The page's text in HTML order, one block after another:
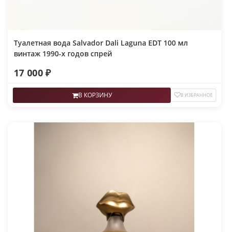
Туалетная вода Salvador Dali Laguna EDT 100 мл
винтаж 1990-х годов спрей
17 000 ₽
В КОРЗИНУ В ИЗБРАННОЕ